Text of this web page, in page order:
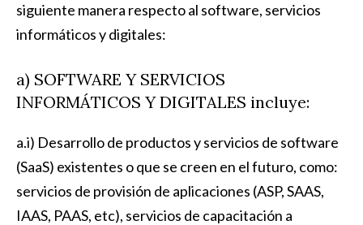
siguiente manera respecto al software, servicios
informáticos y digitales:
a) SOFTWARE Y SERVICIOS
INFORMÁTICOS Y DIGITALES incluye:
a.i) Desarrollo de productos y servicios de software
(SaaS) existentes o que se creen en el futuro, como:
servicios de provisión de aplicaciones (ASP, SAAS,
IAAS, PAAS, etc), servicios de capacitación a